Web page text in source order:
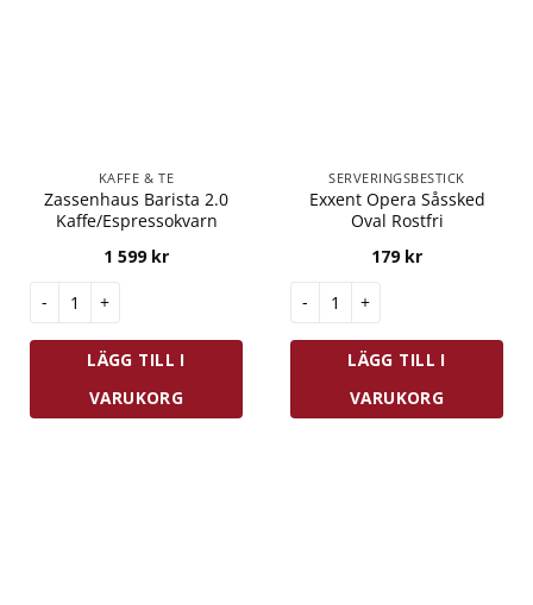
KAFFE & TE
Zassenhaus Barista 2.0
Kaffe/Espressokvarn
1 599 kr
Zassenhaus Barista 2.0 Kaffe/Espressokvarn mängd
LÄGG TILL I
VARUKORG
SERVERINGSBESTICK
Exxent Opera Såssked
Oval Rostfri
179 kr
Exxent Opera Såssked Oval
LÄGG TILL I
VARUKORG